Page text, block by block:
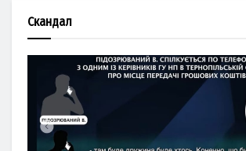
Скандал